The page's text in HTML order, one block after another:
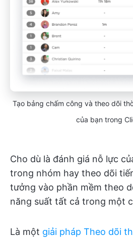
Tạo bảng chấm công và theo dõi
của bạn trong
Cho dù là đánh giá nỗ lực
trong nhóm hay theo dõi
tưởng vào phần mềm theo
năng suất tất cả trong một
Là một giải pháp Theo dõi